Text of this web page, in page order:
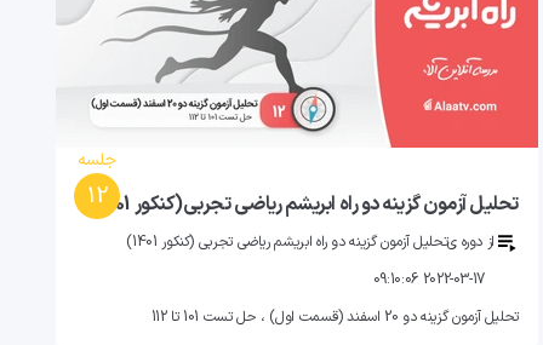
جلسه
12 تحلیل آزمون گزینه دو راه ابریشم ریاضی تجربی(کنکور 1401)
از دوره یتحلیل آزمون گزینه دو راه ابریشم ریاضی تجربی (کنکور 1401)
2022-03-17 09:10:06
تحلیل آزمون گزینه دو 20 اسفند (قسمت اول) ، حل تست 101 تا 112